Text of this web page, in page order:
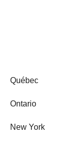
Québec
Ontario
New York